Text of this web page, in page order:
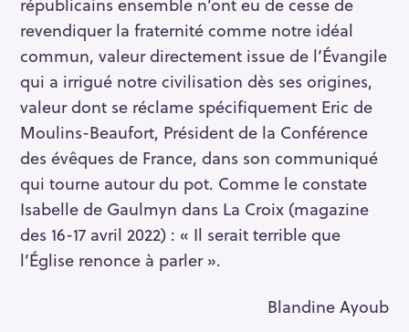
revendiquer la fraternité comme notre idéal
commun, valeur directement issue de l’Évangile
qui a irrigué notre civilisation dès ses origines,
valeur dont se réclame spécifiquement Eric de
Moulins-Beaufort, Président de la Conférence
des évêques de France, dans son communiqué
qui tourne autour du pot. Comme le constate
Isabelle de Gaulmyn dans La Croix (magazine
des 16-17 avril 2022) : « Il serait terrible que
l’Église renonce à parler ».
Blandine Ayoub
R
e
c
h
e
r
c
h
e